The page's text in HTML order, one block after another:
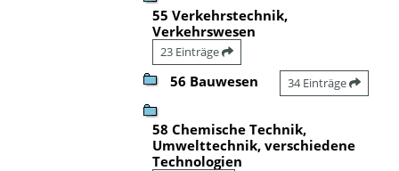
55 Verkehrstechnik,
Verkehrswesen
23 Einträge
56 Bauwesen 34 Einträge
58 Chemische Technik,
Umwelttechnik, verschiedene
Technologien